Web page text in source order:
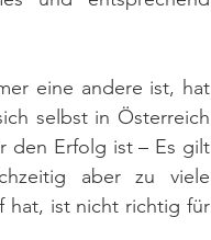
eine andere ist, hat
selbst in Österreich
den Erfolg ist – Es gilt
aber zu viele
hat, ist nicht richtig für